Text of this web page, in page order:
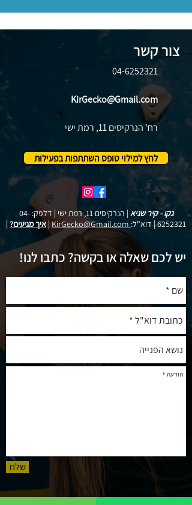
צור קשר
04-6252321
KirGecko@Gmail.com
רח' הנרקיסים 11, רמת ישי
לחץ למילוי טופס השתתפות בפעילות
גקו - קיר שגיא | הנרקיסים 11, רמת ישי | דלפק:
04-
6252321| דוא"ל: KirGecko@Gmail.com
| איך מגיעים? |
יש לכם שאלה או בקשה? כתבו לנו!
שלח